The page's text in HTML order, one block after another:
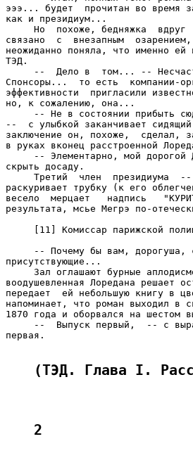
(ТЭД. Глава I.
2